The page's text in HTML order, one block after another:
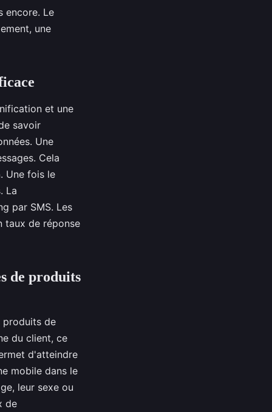
encore. Le
une
et une
savoir
Une
Cela
Une fois le
La
par SMS. Les
taux de réponse
de produits
produits de
du client, ce
d'atteindre
mobile dans le
leur sexe ou
de